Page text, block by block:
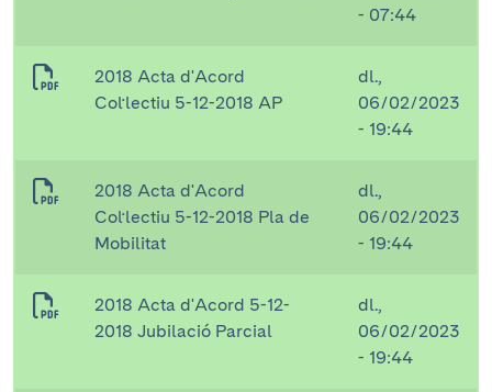
- 07:44
2018 Acta d'Acord
Col·lectiu 5-12-2018 AP
dl.,
06/02/2023
- 19:44
2018 Acta d'Acord
Col·lectiu 5-12-2018 Pla de
Mobilitat
dl.,
06/02/2023
- 19:44
2018 Acta d'Acord 5-12-
2018 Jubilació Parcial
dl.,
06/02/2023
- 19:44